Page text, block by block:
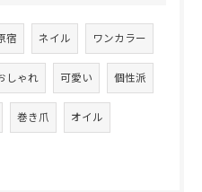
宿 ネイル ワンカラー
しゃれ 可愛い 個性派
巻き爪 オイル